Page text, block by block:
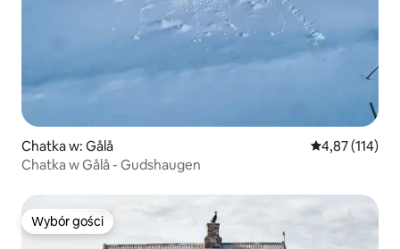
Chatka w: Gålå Średnia
4,87 (114)
Chatka w Gålå - Gudshaugen
Wybór gości
Wybór gości